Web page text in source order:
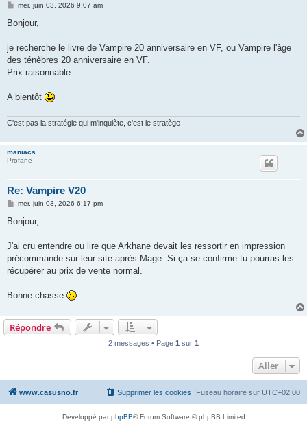
M
s
g
mer. juin 03, 2026 9:07 am
Bonjour,
je recherche le livre de Vampire 20 anniversaire en VF, ou Vampire l'âge
des ténèbres 20 anniversaire en VF.
Prix raisonnable.
A bientôt
C'est pas la stratégie qui m'inquiète, c'est le stratège
maniacs
Profane
Re: Vampire V20
M
s
g
mer. juin 03, 2026 6:17 pm
Bonjour,
J'ai cru entendre ou lire que Arkhane devait les ressortir en impression
précommande sur leur site après Mage. Si ça se confirme tu pourras les
récupérer au prix de vente normal.
Bonne chasse
Répondre
2 messages • Page 1 sur 1
Aller
www.casusno.fr Fuseau horaire sur UTC+02:00
Supprimer les cookies
Développé parphpBB® Forum Software © phpBB Limited